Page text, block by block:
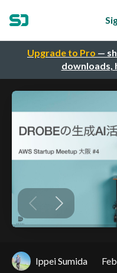
Upgrade to Pro —
downloads,
Ippei Sumida